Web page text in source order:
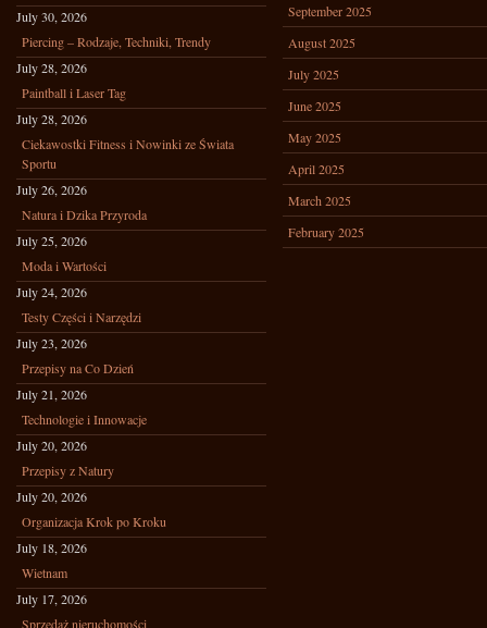
July 30, 2026
Piercing – Rodzaje, Techniki, Trendy
July 28, 2026
Paintball i Laser Tag
July 28, 2026
Ciekawostki Fitness i Nowinki ze Świata
Sportu
July 26, 2026
Natura i Dzika Przyroda
July 25, 2026
Moda i Wartości
July 24, 2026
Testy Części i Narzędzi
July 23, 2026
Przepisy na Co Dzień
July 21, 2026
Technologie i Innowacje
July 20, 2026
Przepisy z Natury
July 20, 2026
Organizacja Krok po Kroku
July 18, 2026
Wietnam
July 17, 2026
Sprzedaż nieruchomości
September 2025
August 2025
July 2025
June 2025
May 2025
April 2025
March 2025
February 2025